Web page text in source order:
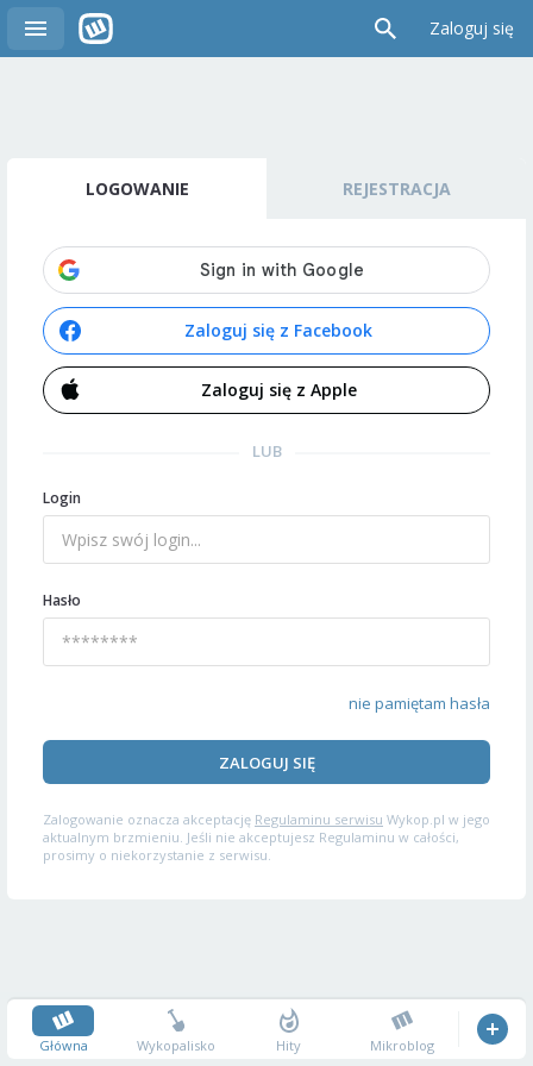
Zaloguj się
LOGOWANIE REJESTRACJA
Zaloguj się z Facebook
Zaloguj się z Apple
LUB
Login
Hasło
nie pamiętam hasła
ZALOGUJ SIĘ
Zalogowanie oznacza akceptację Regulaminu serwisu Wykop.pl w jego
aktualnym brzmieniu. Jeśli nie akceptujesz Regulaminu w całości,
prosimy o niekorzystanie z serwisu.
Główna Wykopalisko Hity Mikroblog